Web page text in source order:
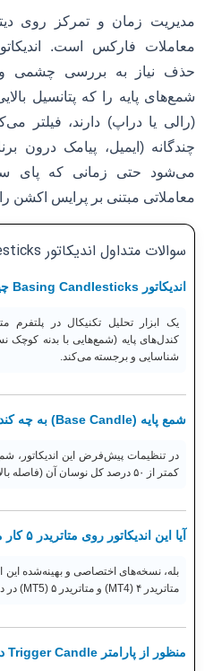
مدیریت زمان و تمرکز روی
حذف نیاز به بررسی چشمی و
شمع‌های پایه را که پتانسیل
(رالی یا دراپ) دارند، فیلتر
چندگانه (ایمیل، پیامک درون
می‌شود حتی زمانی که پای
معاملاتی مبتنی بر پرایس اکشن
سوالات متداول اندیکاتور Basing Candlesticks
اندیکاتور Basing Candlesticks چیست؟
یک ابزار تحلیل تکنیکال در پلتفرم
کندل‌های پایه (شمع‌هایی با بدنه کوچک
شناسایی و برجسته می‌کند.
شمع پایه (Base Candle) به چه کندلی گفته می‌شود؟
در تنظیمات پیش‌فرض این اندیکاتور،
کمتر از ۵۰ درصد کل نوسان آن (فاصله بالاترین تا پایین‌ترین قیمت) باشد.
آیا این اندیکاتور روی متاتریدر ۵ کار می‌کند؟
بله، نسخه‌های اختصاصی و بهینه‌شده این
متاتریدر ۴ (MT4) و متاتریدر ۵ (MT5) در دسترس است.
منظور از پارامتر Trigger Candle در تنظیمات چیست؟